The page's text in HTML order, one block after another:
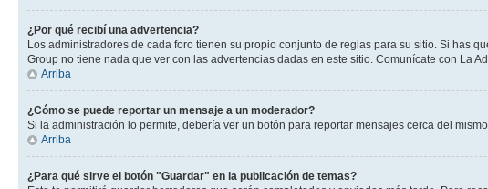
¿Por qué recibí una advertencia?
Los administradores de cada foro tienen su propio conjunto de reglas para su sitio. Si has
Group no tiene nada que ver con las advertencias dadas en este sitio. Comunícate con La
Arriba
¿Cómo se puede reportar un mensaje a un moderador?
Si la administración lo permite, debería ver un botón para reportar mensajes cerca del
Arriba
¿Para qué sirve el botón "Guardar" en la publicación de temas?